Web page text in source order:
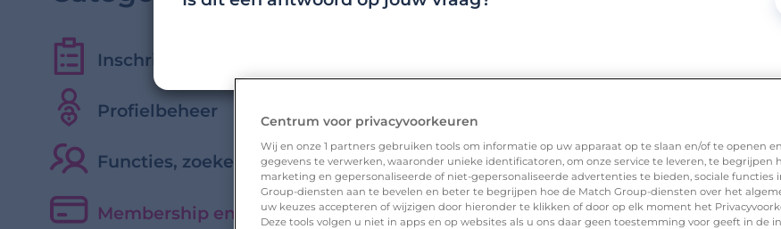
Inschrijven en aan de slag gaan
Profielbeheer
Functies, zoeken en interacties
Membership en betaalde functies
Centrum voor privacyvoorkeuren
Wij en onze 1 partners gebruiken tools om informatie op uw apparaat op te slaan en/of te openen
gegevens te verwerken, waaronder unieke identificatoren, om onze service te leveren, te begrijpen
marketing en gepersonaliseerde of niet-gepersonaliseerde advertenties te bieden, sociale functies
Group-diensten aan te bevelen en beter te begrijpen hoe de Match Group-diensten over het
uw keuzes accepteren of wijzigen door hieronder te klikken of door op elk moment het
Deze tools volgen u niet in apps en op websites als u ons daar geen toestemming voor geeft in de